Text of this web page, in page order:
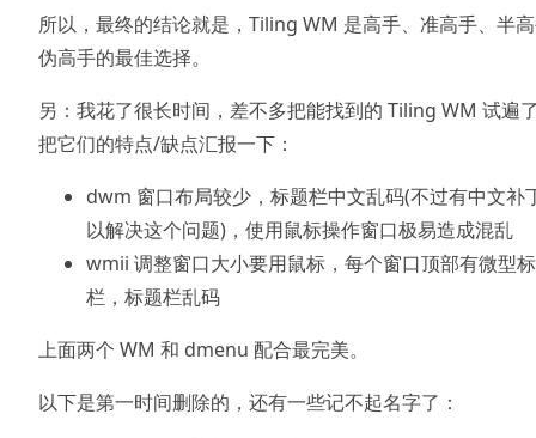
所以，最终的结论就是，Tiling WM 是高手、准高手、半
伪高手的最佳选择。
另：我花了很长时间，差不多把能找到的 Tiling WM 试遍
把它们的特点/缺点汇报一下：
dwm 窗口布局较少，标题栏中文乱码(不过有中文补
以解决这个问题)，使用鼠标操作窗口极易造成混乱
wmii 调整窗口大小要用鼠标，每个窗口顶部有微型
栏，标题栏乱码
上面两个 WM 和 dmenu 配合最完美。
以下是第一时间删除的，还有一些记不起名字了：